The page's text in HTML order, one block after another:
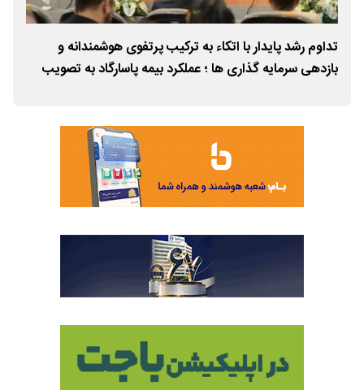
تداوم رشد پایدار با اتکاء به ترکیب پرتفوی هوشمندانه و
بازدهی سرمایه گذاری ها ؛ عملکرد بیمه پاسارگاد به تصویب